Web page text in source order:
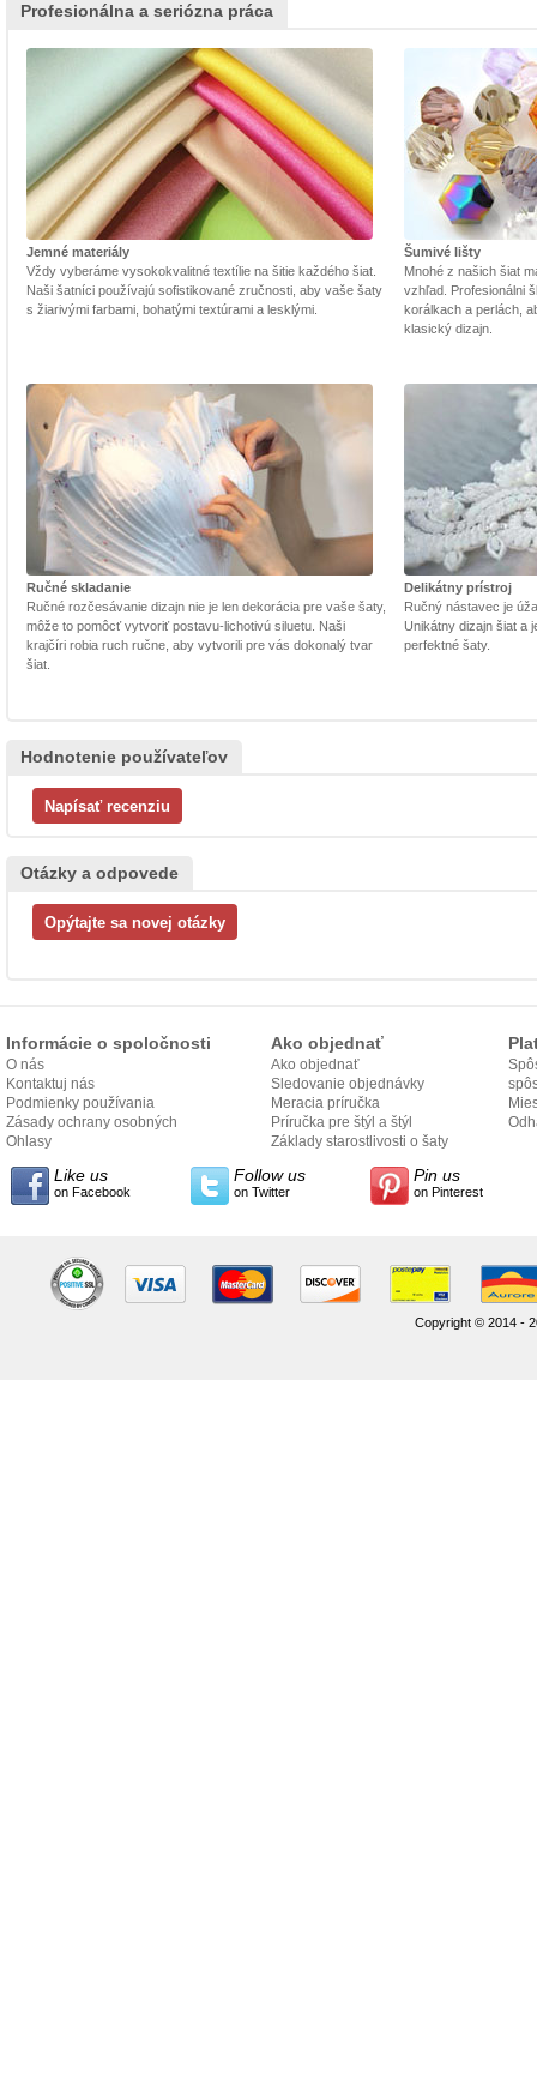
Profesionálna a seriózna práca
Jemné materiály
Vždy vyberáme vysokokvalitné textílie na šitie každého šiat.
Naši šatníci používajú sofistikované zručnosti, aby vaše šaty
s žiarivými farbami, bohatými textúrami a lesklými.
Šumivé lišty
Mnohé z našich šiat
vzhľad. Profesionálni
korálkach a perlách,
klasický dizajn.
Ručné skladanie
Ručné rozčesávanie dizajn nie je len dekorácia pre vaše šaty,
môže to pomôcť vytvoriť postavu-lichotivú siluetu. Naši
krajčíri robia ruch ručne, aby vytvorili pre vás dokonalý tvar
šiat.
Delikátny prístroj
Ručný nástavec je
Unikátny dizajn šiat a
perfektné šaty.
Hodnotenie používateľov
Otázky a odpovede
Informácie o spoločnosti
O nás
Kontaktuj nás
Podmienky používania
Zásady ochrany osobných
údajov
Ohlasy
Ako objednať
Ako objednať
Sledovanie objednávky
Meracia príručka
Príručka pre štýl a štýl
Základy starostlivosti o šaty
Like us
on Facebook
Follow us
on Twitter
Pin us
on Pinterest
Copyright © 2014 -